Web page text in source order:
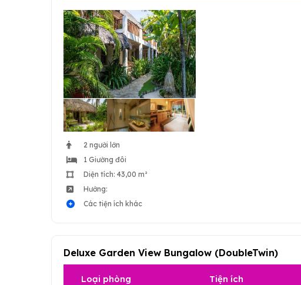
2 người lớn
1 Giường đôi
Diện tích: 43,00 m²
Hướng:
Các tiện ích khác
Deluxe Garden View Bungalow (DoubleTwin)
Loại phòng Tiện ích